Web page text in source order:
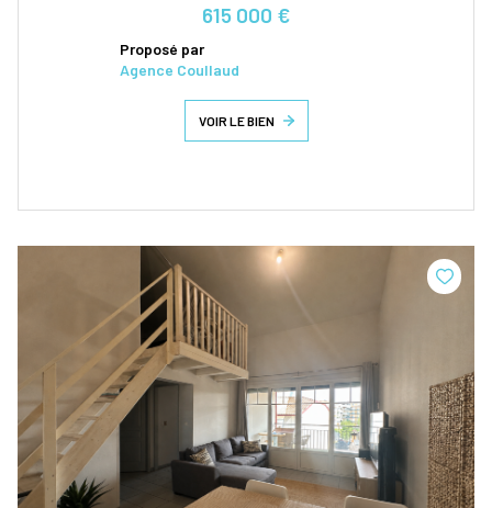
615 000 €
Proposé par
Agence Coullaud
VOIR LE BIEN